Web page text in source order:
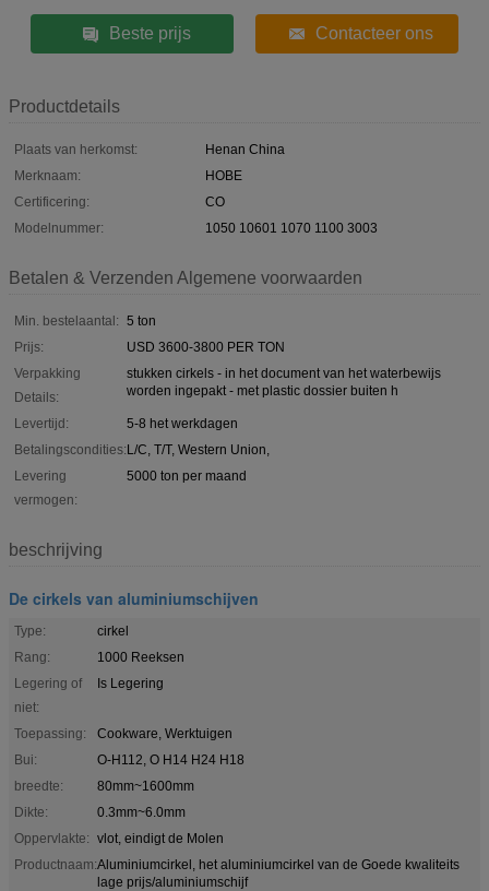
Beste prijs Contacteer ons
Productdetails
Plaats van herkomst:
Henan China
Merknaam:
HOBE
Certificering:
CO
Modelnummer:
1050 10601 1070 1100 3003
Betalen & Verzenden Algemene voorwaarden
Min. bestelaantal: 5 ton
Prijs:
USD 3600-3800 PER TON
Verpakking
Details:
stukken cirkels - in het document van het waterbewijs
worden ingepakt - met plastic dossier buiten h
Levertijd:
5-8 het werkdagen
Betalingscondities:L/C, T/T, Western Union,
Levering
vermogen:
5000 ton per maand
beschrijving
De cirkels van aluminiumschijven
Type:
cirkel
Rang:
1000 Reeksen
Legering of
niet:
Is Legering
Toepassing:
Cookware, Werktuigen
Bui:
O-H112, O H14 H24 H18
breedte:
80mm~1600mm
Dikte:
0.3mm~6.0mm
Oppervlakte: vlot, eindigt de Molen
Productnaam:Aluminiumcirkel, het aluminiumcirkel van de Goede kwaliteits
lage prijs/aluminiumschijf